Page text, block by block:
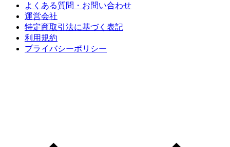
よくある質問・お問い合わせ
運営会社
特定商取引法に基づく表記
利用規約
プライバシーポリシー